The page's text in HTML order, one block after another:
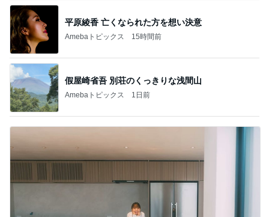
平原綾香 亡くなられた方を想い決意
Amebaトピックス 15時間前
假屋崎省吾 別荘のくっきりな浅間山
Amebaトピックス 1日前